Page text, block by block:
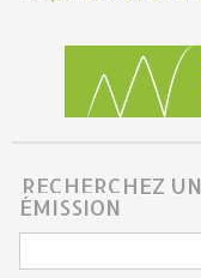
RECHERCHEZ
ÉMISSION